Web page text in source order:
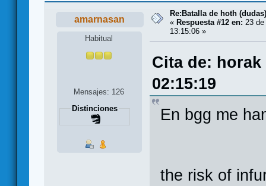
amarnasan
Habitual
Mensajes: 126
Distinciones
Re:Batalla de hoth (dudas)
« Respuesta #12 en: 23
13:15:06 »
Cita de: horak
02:15:19
En bgg me
the risk of